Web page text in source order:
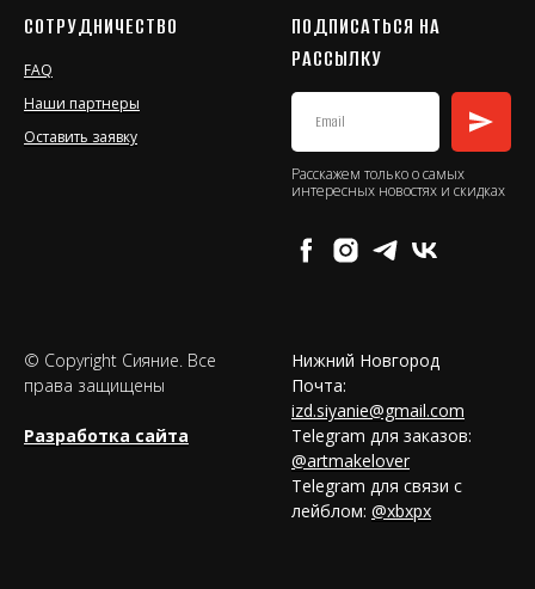
СОТРУДНИЧЕСТВО
FAQ
Наши партнеры
Оставить заявку
ПОДПИСАТЬСЯ НА
РАССЫЛКУ
Расскажем только о самых
интересных новостях и скидках
© Copyright Сияние. Все
права защищены
Разработка сайта
Нижний Новгород
Почта:
izd.siyanie@gmail.com
Telegram для заказов:
@artmakelover
Telegram для связи с
лейблом: @xbxpx